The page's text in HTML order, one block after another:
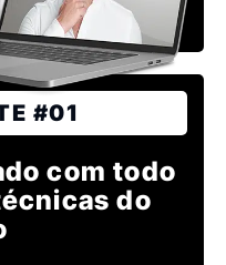
#01
com todo
do